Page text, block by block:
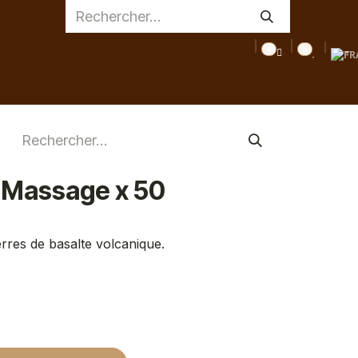
x 50
de basalte volcanique.